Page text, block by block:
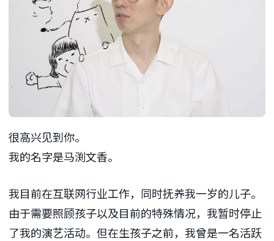
很高兴见到你。
我的名字是马渕文香。
我目前在互联网行业工作，同时抚养我一岁的儿子。
由于需要照顾孩子以及目前的特殊情况，我暂时停止
了我的演艺活动。但在生孩子之前，我曾是一名活跃